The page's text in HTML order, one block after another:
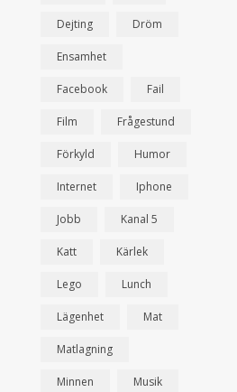
Dejting Dröm
Ensamhet
Facebook Fail
Film Frågestund
Förkyld Humor
Internet Iphone
Jobb Kanal 5
Katt Kärlek
Lego Lunch
Lägenhet Mat
Matlagning
Minnen Musik